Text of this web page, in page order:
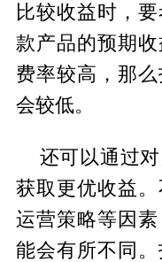
比较收益时，
款产品的预期
费率较高，那
会较低。
还可以通过
获取更优收益。
运营策略等因
能会有所不同